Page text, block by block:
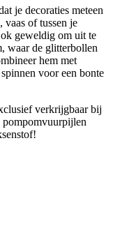
je decoraties meteen
vaas of tussen je
geweldig om uit te
waar de glitterbollen
hem met
voor een bonte
verkrijgbaar bij